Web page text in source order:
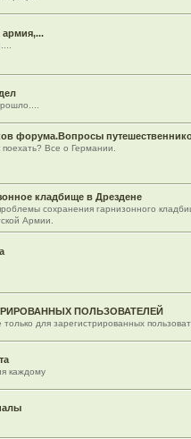
армия,...
форума.Вопросы
Все о Германии.
кладбище в Дрездене
сохранения гарнизонного
Армии.
ПОЛЬЗОВАТЕЛЕЙ
для зарегистрированных
каждому